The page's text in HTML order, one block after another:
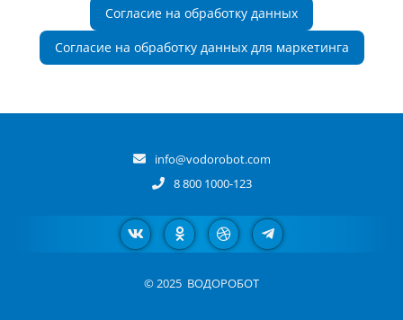
Согласие на обработку данных
Согласие на обработку данных для маркетинга
info@vodorobot.com
8 800 1000-123
© 2025 ВОДОРОБОТ